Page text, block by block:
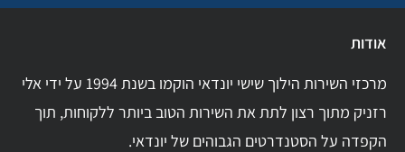
אודות
מרכזי השירות הילוך שישי יונדאי הוקמו בשנת 1994 על ידי אלי
רזניק מתוך רצון לתת את השירות הטוב ביותר ללקוחות, תוך
הקפדה על הסטנדרטים הגבוהים של יונדאי.